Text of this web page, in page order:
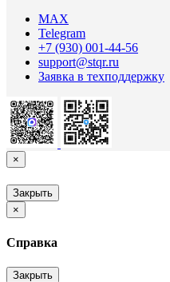
MAX
Telegram
+7 (930) 001-44-56
support@stqr.ru
Заявка в техподдержку
×
Закрыть
×
Справка
Закрыть